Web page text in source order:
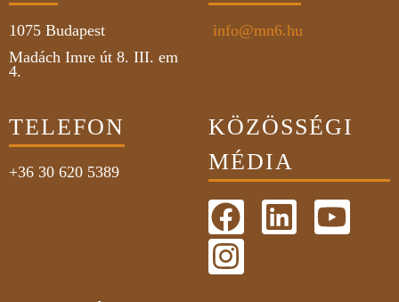
1075 Budapest
Madách Imre út 8. III. em
4.
info@mn6.hu
TELEFON
+36 30 620 5389
KÖZÖSSÉGI
MÉDIA